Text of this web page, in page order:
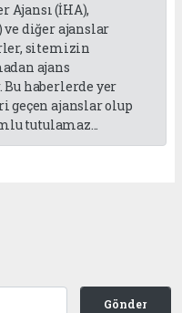
Ajansı (İHA),
ve diğer ajanslar
sitemizin
ajans
haberlerde yer
geçen ajanslar olup
tutulamaz...
Gönder